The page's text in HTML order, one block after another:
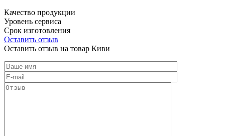
Качество продукции
Уровень сервиса
Срок изготовления
Оставить отзыв
Оставить отзыв на товар Киви